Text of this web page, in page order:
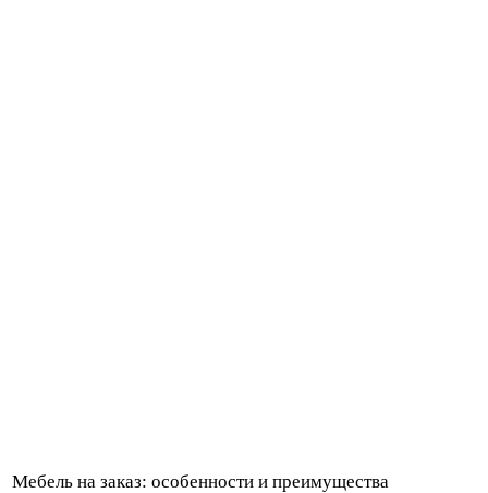
Мебель на заказ: особенности и преимущества